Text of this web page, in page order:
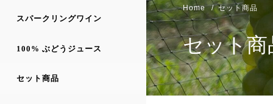
スパークリングワイン
100% ぶどうジュース
セット商品
Home セット商品
セット商